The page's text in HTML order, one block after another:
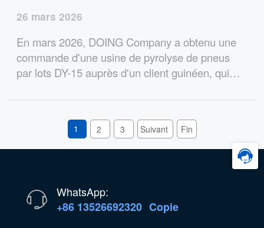
26 mars 2026
En mars 2026, DOING Company a obtenu une
commande d'une usine de pyrolyse de pneus
par lots DY-15 auprès d'un client guinéen, qui
1 2 3 Suivant Fin
WhatsApp:
+86 13526692320 Copie